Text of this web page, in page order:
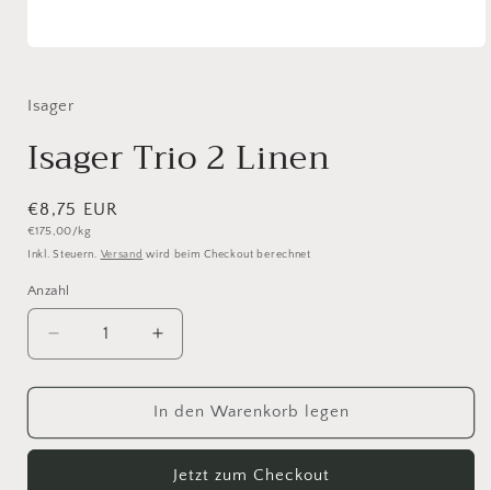
Modal
öffnen
Isager
Isager Trio 2 Linen
Normaler
Preis
€8,75 EUR
Grundpreis
€175,00/kg
Inkl. Steuern. Versand wird beim Checkout berechnet
Anzahl
Anzahl
Verringere
die
Menge
Isager
Erhöhe
die
Menge
für
Isager
In den Warenkorb legen
Jetzt zum Checkout